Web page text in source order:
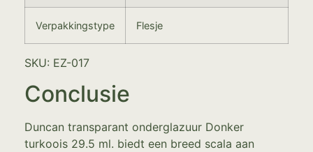
Verpakkingstype Flesje
SKU: EZ-017
Conclusie
Duncan transparant onderglazuur Donker
turkoois 29.5 ml. biedt een breed scala aan